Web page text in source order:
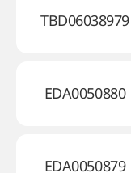
TBD06038979
EDA0050880
EDA0050879